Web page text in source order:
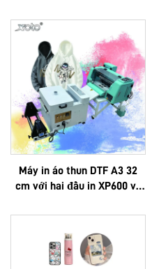
Máy in áo thun DTF A3 32
cm với hai đầu in XP600 và